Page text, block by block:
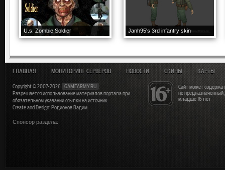
U.s. Zombie Soldier Janh95's 3rd infantry skin
Сайт может
не
младше 16 лет
ГЛАВНАЯ МОНИТОРИНГ СЕРВЕРОВ НОВОСТИ СКИНЫ КАРТЫ
Copyright © 2007-2026
GAMEARMY.RU
Разрешается использование материалов портала при
обязательном указании ссылки на источник
Create and Design: Родионов Вадим
Спонсор раздела: